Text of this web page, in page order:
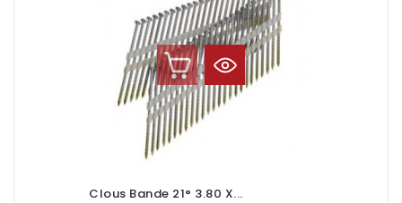
Clous Bande 21° 3.80 X...